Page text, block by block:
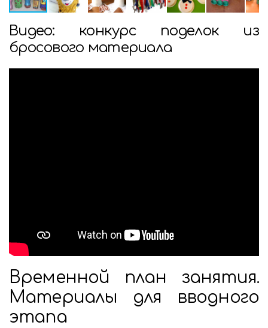
Видео: конкурс поделок из
бросового материала
Временной план занятия.
Материалы для вводного
этапа